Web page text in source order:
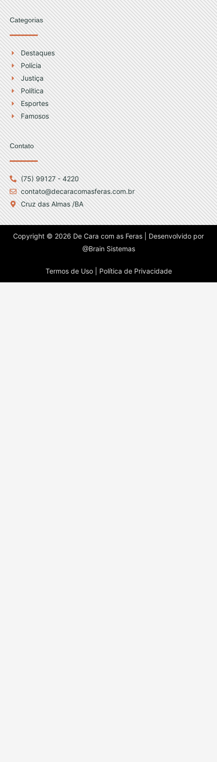
Categorias
Destaques
Polícia
Justiça
Política
Esportes
Famosos
Contato
(75) 99127 - 4220
contato@decaracomasferas.com.br
Cruz das Almas /BA
Copyright © 2026 De Cara com as Feras | Desenvolvido por
@Brain Sistemas
Termos de Uso | Política de Privacidade